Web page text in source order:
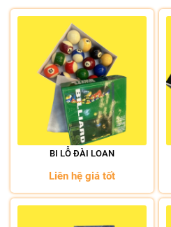
BI LỖ ĐÀI LOAN
Liên hệ giá tốt